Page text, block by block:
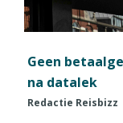
Geen
na datalek
Redactie Reisbizz